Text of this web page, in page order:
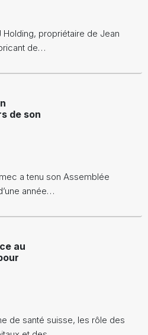
propriétaire de Jean
de…
de son
a tenu son Assemblée
année…
au
de santé suisse, les rôle des